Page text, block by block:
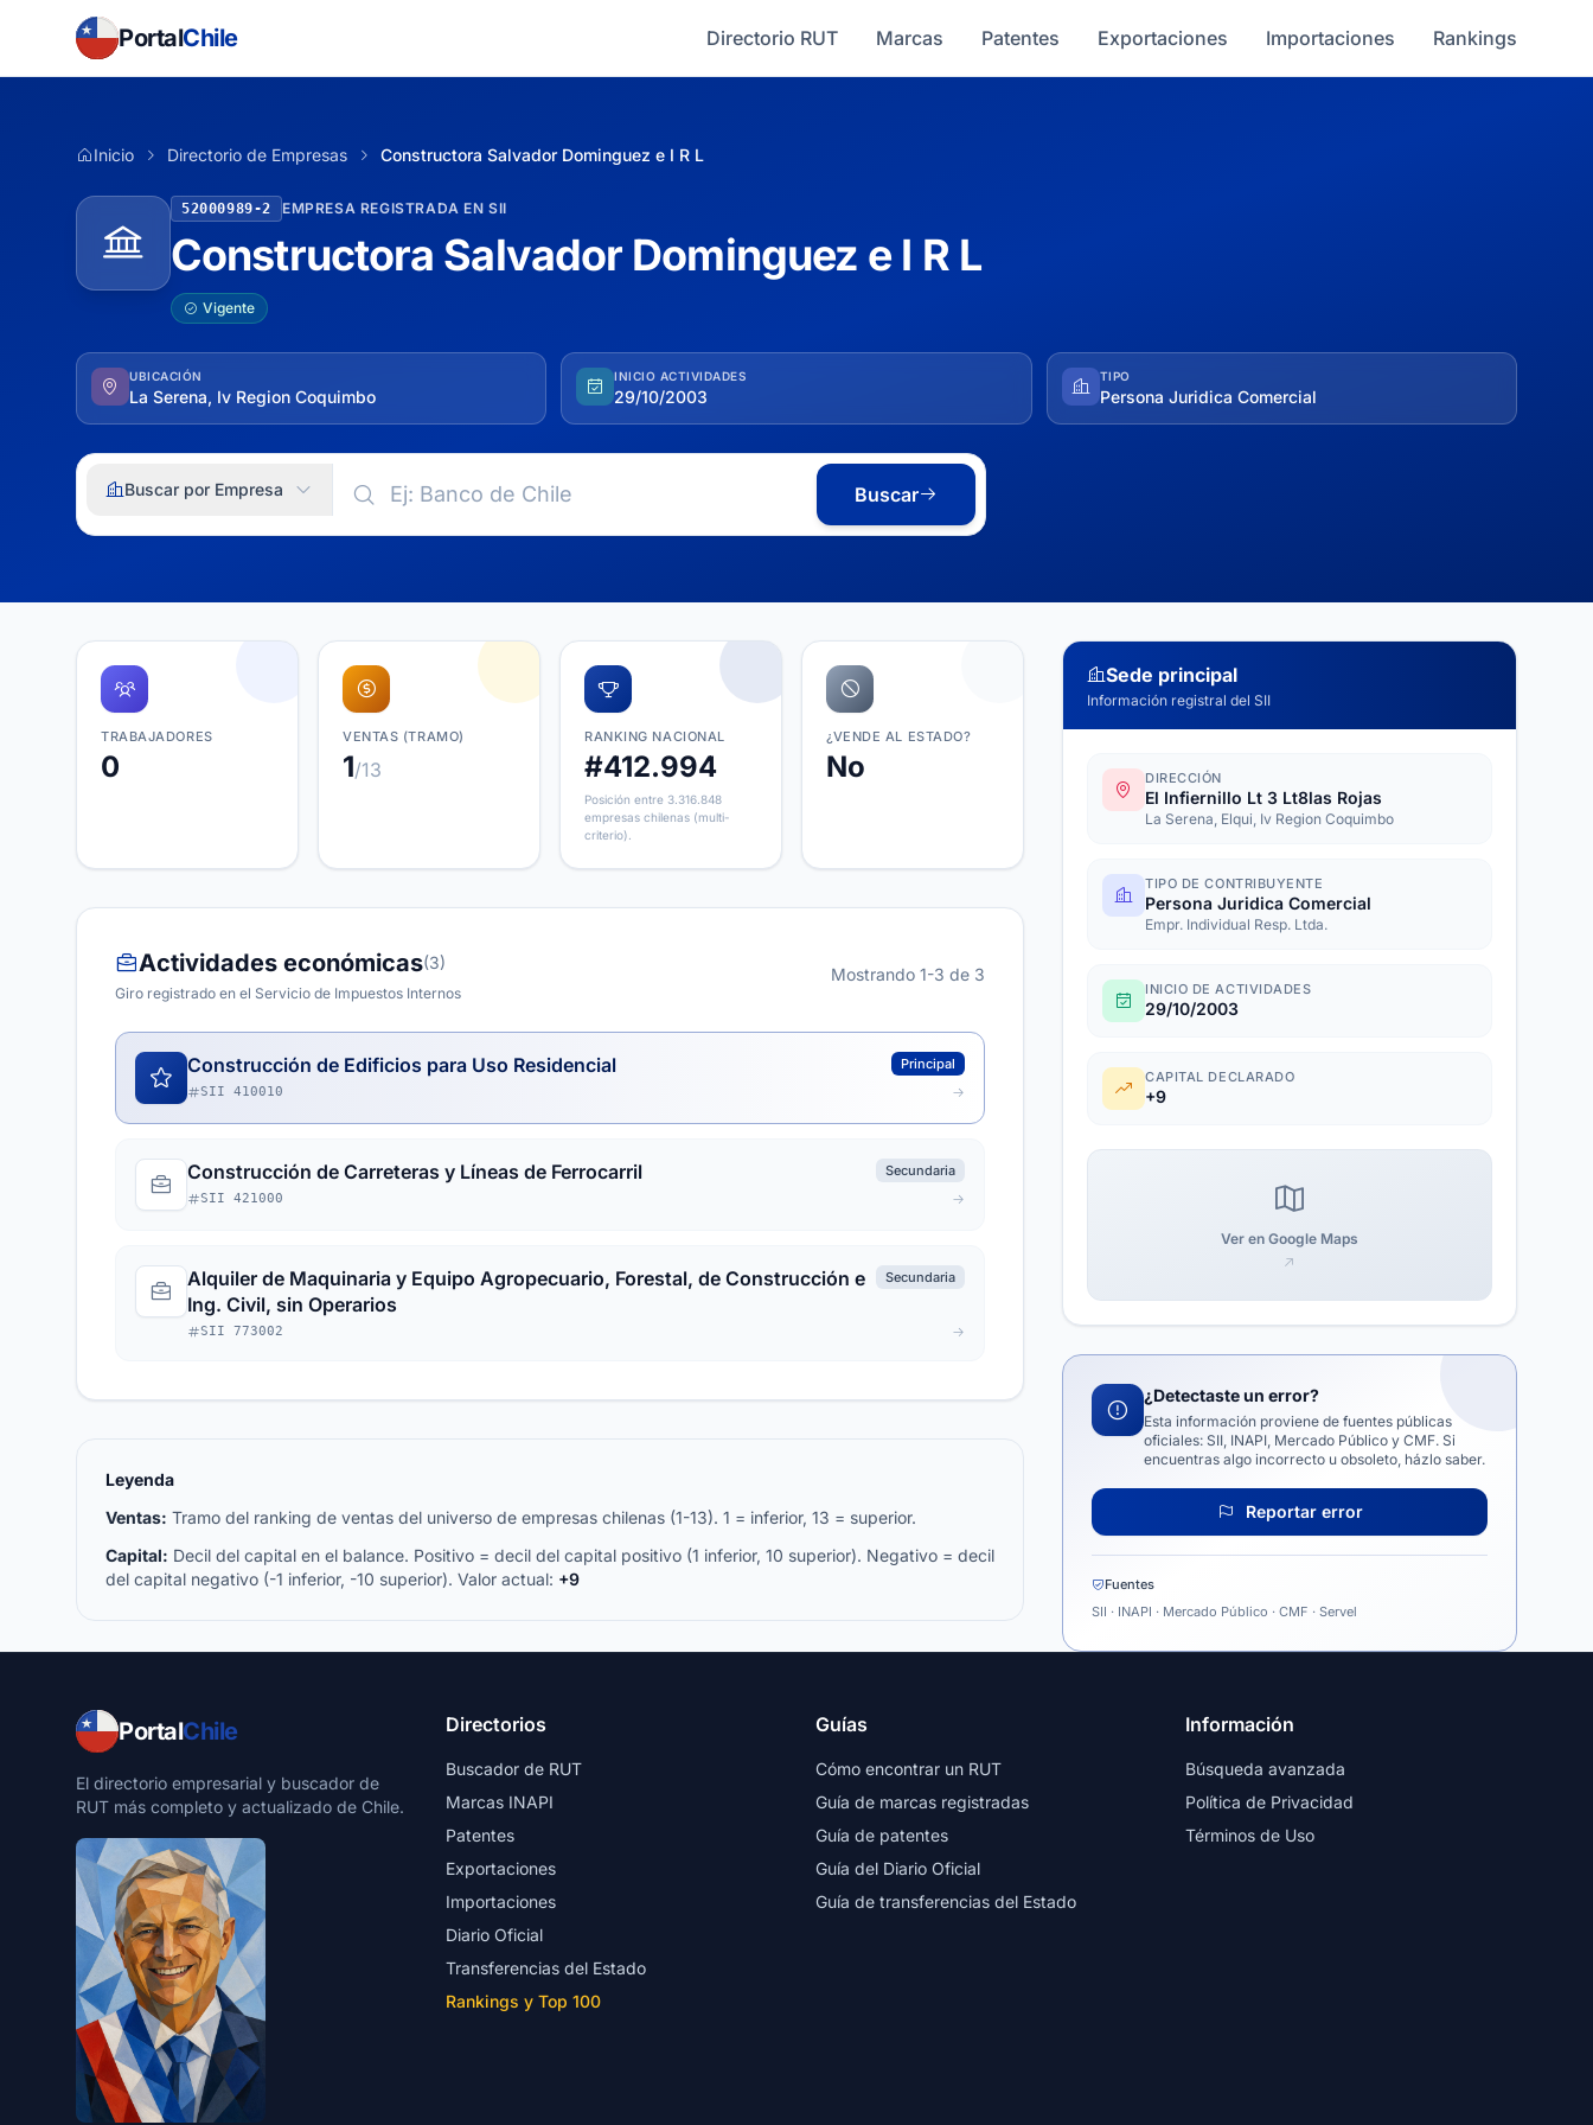
PortalChile Directorio RUT Marcas Patentes Exportaciones Importaciones Rankings
Inicio Directorio de Empresas Constructora Salvador Dominguez e I R L
52000989-2 EMPRESA REGISTRADA EN SII
Constructora Salvador Dominguez e I R L
Vigente
UBICACIÓN
La Serena, Iv Region Coquimbo
INICIO ACTIVIDADES
29/10/2003
TIPO
Persona Juridica Comercial
Buscar por Empresa Buscar
TRABAJADORES
0
VENTAS (TRAMO)
1/13
RANKING NACIONAL
#412.994
Posición entre 3.316.848
empresas chilenas (multi-
criterio).
¿VENDE AL ESTADO?
No
Actividades económicas(3)
Giro registrado en el Servicio de Impuestos Internos
Mostrando 1-3 de 3
Construcción de Edificios para Uso Residencial Principal
SII 410010
Construcción de Carreteras y Líneas de Ferrocarril Secundaria
SII 421000
Alquiler de Maquinaria y Equipo Agropecuario, Forestal, de Construcción e
Ing. Civil, sin Operarios
Secundaria
SII 773002
Leyenda
Ventas: Tramo del ranking de ventas del universo de empresas chilenas (1-13). 1 = inferior, 13 = superior.
Capital: Decil del capital en el balance. Positivo = decil del capital positivo (1 inferior, 10 superior). Negativo = decil
del capital negativo (-1 inferior, -10 superior). Valor actual: +9
Sede principal
Información registral del SII
DIRECCIÓN
El Infiernillo Lt 3 Lt8las Rojas
La Serena, Elqui, Iv Region Coquimbo
TIPO DE CONTRIBUYENTE
Persona Juridica Comercial
Empr. Individual Resp. Ltda.
INICIO DE ACTIVIDADES
29/10/2003
CAPITAL DECLARADO
+9
Ver en Google Maps
¿Detectaste un error?
Esta información proviene de fuentes públicas
oficiales: SII, INAPI, Mercado Público y CMF. Si
encuentras algo incorrecto u obsoleto, házlo saber.
Reportar error
Fuentes
SII · INAPI · Mercado Público · CMF · Servel
PortalChile
El directorio empresarial y buscador de
RUT más completo y actualizado de Chile.
Directorios
Buscador de RUT
Marcas INAPI
Patentes
Exportaciones
Importaciones
Diario Oficial
Transferencias del Estado
Rankings y Top 100
Guías
Cómo encontrar un RUT
Guía de marcas registradas
Guía de patentes
Guía del Diario Oficial
Guía de transferencias del Estado
Información
Búsqueda avanzada
Política de Privacidad
Términos de Uso